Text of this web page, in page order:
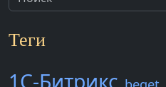
Теги
1С-Битрикс